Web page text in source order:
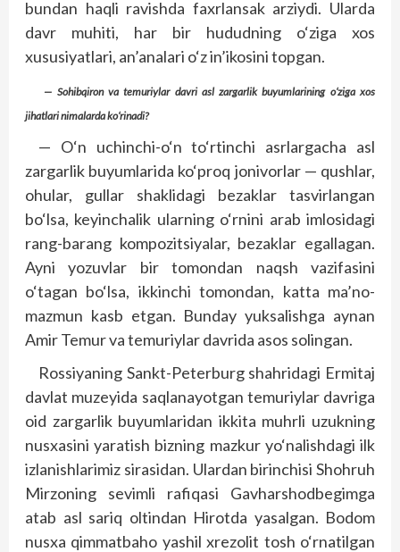
bundan haqli ravishda faxrlansak arziydi. Ularda
davr muhiti, har bir hududning o‘ziga xos
xususiyatlari, an’analari o‘z in’ikosini topgan.
— Sohibqiron va temuriylar davri asl zargarlik buyumlarining o‘ziga xos
jihatlari nimalarda ko‘rinadi?
— O‘n uchinchi-o‘n to‘rtinchi asrlargacha asl
zargarlik buyumlarida ko‘proq jonivorlar — qushlar,
ohular, gullar shaklidagi bezaklar tasvirlangan
bo‘lsa, keyinchalik ularning o‘rnini arab imlosidagi
rang-barang kompozitsiyalar, bezaklar egallagan.
Ayni yozuvlar bir tomondan naqsh vazifasini
o‘tagan bo‘lsa, ikkinchi tomondan, katta ma’no-
mazmun kasb etgan. Bunday yuksalishga aynan
Amir Temur va temuriylar davrida asos solingan.
Rossiyaning Sankt-Peterburg shahridagi Ermitaj
davlat muzeyida saqlanayotgan temuriylar davriga
oid zargarlik buyumlaridan ikkita muhrli uzukning
nusxasini yaratish bizning mazkur yo‘nalishdagi ilk
izlanishlarimiz sirasidan. Ulardan birinchisi Shohruh
Mirzoning sevimli rafiqasi Gavharshodbegimga
atab asl sariq oltindan Hirotda yasalgan. Bodom
nusxa qimmatbaho yashil xrezolit tosh o‘rnatilgan